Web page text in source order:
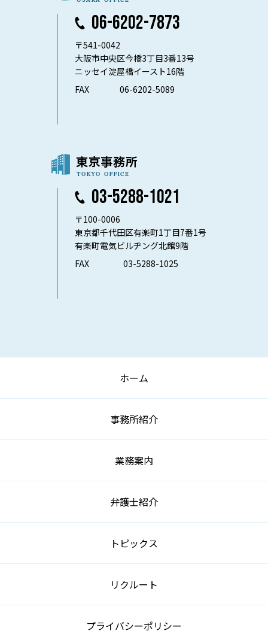
06-6202-7873
〒541-0042
大阪市中央区今橋3丁目3番13号
ニッセイ淀屋橋イースト16階
FAX
06-6202-5089
03-5288-1021
〒100-0006
東京都千代田区有楽町1丁目7番1号
有楽町電気ビルヂング北館9階
FAX
03-5288-1025
ホーム
事務所紹介
業務案内
弁護士紹介
トピックス
リクルート
プライバシーポリシー